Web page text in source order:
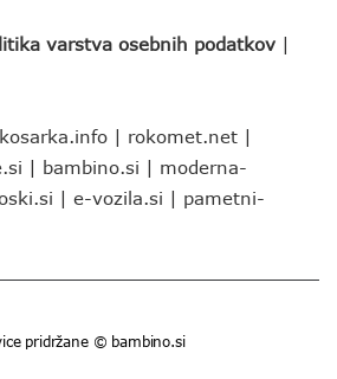
varstva osebnih podatkov |
kosarka.info | rokomet.net |
| bambino.si | moderna-
| e-vozila.si | pametni-
pridržane © bambino.si